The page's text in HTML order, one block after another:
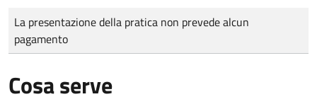
Tipo di pagamento
Importo
La presentazione della pratica non prevede alcun
pagamento
Cosa serve